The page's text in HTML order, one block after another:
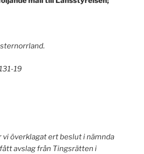
19
vi överklagat ert beslut i nämnda
avslag från Tingsrätten i